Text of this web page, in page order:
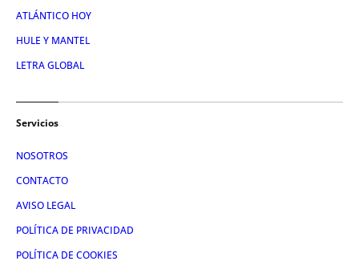
ATLÁNTICO HOY
HULE Y MANTEL
LETRA GLOBAL
Servicios
NOSOTROS
CONTACTO
AVISO LEGAL
POLÍTICA DE PRIVACIDAD
POLÍTICA DE COOKIES